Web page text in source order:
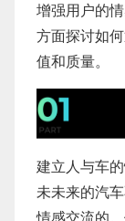
增强用户的
方面探讨如
值和质量。
建立人与车
未未来的汽
情感交流的